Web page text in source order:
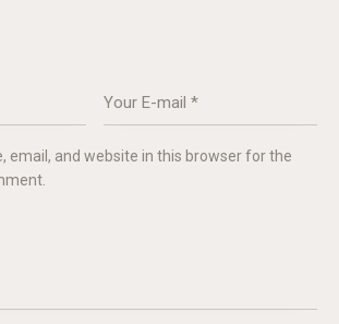
email, and website in this browser for the